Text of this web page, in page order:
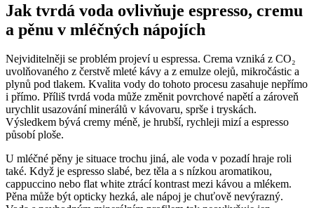
Jak tvrdá voda ovlivňuje espresso, cremu
a pěnu v mléčných nápojích
Nejviditelněji se problém projeví u espressa. Crema vzniká z CO₂
uvolňovaného z čerstvě mleté kávy a z emulze olejů, mikročástic a
plynů pod tlakem. Kvalita vody do tohoto procesu zasahuje nepřímo
i přímo. Příliš tvrdá voda může změnit povrchové napětí a zároveň
urychlit usazování minerálů v kávovaru, sprše i tryskách.
Výsledkem bývá cremy méně, je hrubší, rychleji mizí a espresso
působí ploše.
U mléčné pěny je situace trochu jiná, ale voda v pozadí hraje roli
také. Když je espresso slabé, bez těla a s nízkou aromatikou,
cappuccino nebo flat white ztrácí kontrast mezi kávou a mlékem.
Pěna může být opticky hezká, ale nápoj je chuťově nevýrazný.